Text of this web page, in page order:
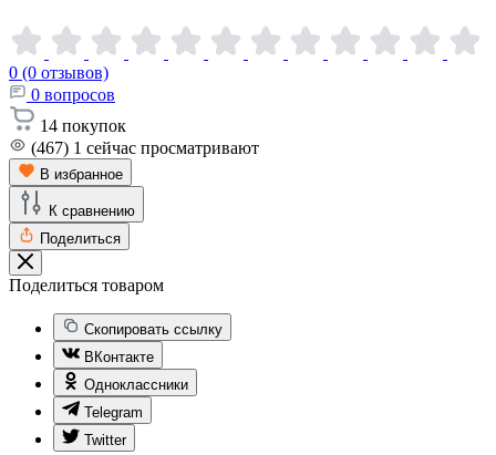
0 (0 отзывов)
0 вопросов
14 покупок
(467) 1 сейчас просматривают
В избранное
К сравнению
Поделиться
Поделиться товаром
Скопировать ссылку
ВКонтакте
Одноклассники
Telegram
Twitter